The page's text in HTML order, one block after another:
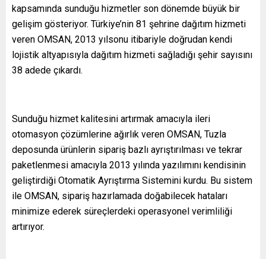
kapsamında sunduğu hizmetler son dönemde büyük bir
gelişim gösteriyor. Türkiye’nin 81 şehrine dağıtım hizmeti
veren OMSAN, 2013 yılsonu itibariyle doğrudan kendi
lojistik altyapısıyla dağıtım hizmeti sağladığı şehir sayısını
38 adede çıkardı.
Sunduğu hizmet kalitesini artırmak amacıyla ileri
otomasyon çözümlerine ağırlık veren OMSAN, Tuzla
deposunda ürünlerin sipariş bazlı ayrıştırılması ve tekrar
paketlenmesi amacıyla 2013 yılında yazılımını kendisinin
geliştirdiği Otomatik Ayrıştırma Sistemini kurdu. Bu sistem
ile OMSAN, sipariş hazırlamada doğabilecek hataları
minimize ederek süreçlerdeki operasyonel verimliliği
artırıyor.